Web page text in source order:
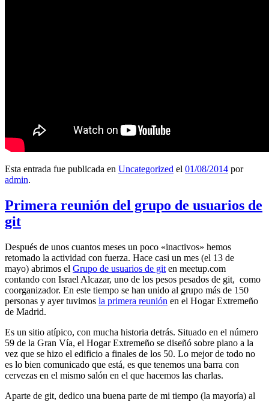
Esta entrada fue publicada en Uncategorized el 01/08/2014 por
admin.
Primera reunión del grupo de usuarios de
git
Después de unos cuantos meses un poco «inactivos» hemos
retomado la actividad con fuerza. Hace casi un mes (el 13 de
mayo) abrimos el Grupo de usuarios de git en meetup.com
contando con Israel Alcazar, uno de los pesos pesados de git, como
coorganizador. En este tiempo se han unido al grupo más de 150
personas y ayer tuvimos la primera reunión en el Hogar Extremeño
de Madrid.
Es un sitio atípico, con mucha historia detrás. Situado en el número
59 de la Gran Vía, el Hogar Extremeño se diseñó sobre plano a la
vez que se hizo el edificio a finales de los 50. Lo mejor de todo no
es lo bien comunicado que está, es que tenemos una barra con
cervezas en el mismo salón en el que hacemos las charlas.
Aparte de git, dedico una buena parte de mi tiempo (la mayoría) al